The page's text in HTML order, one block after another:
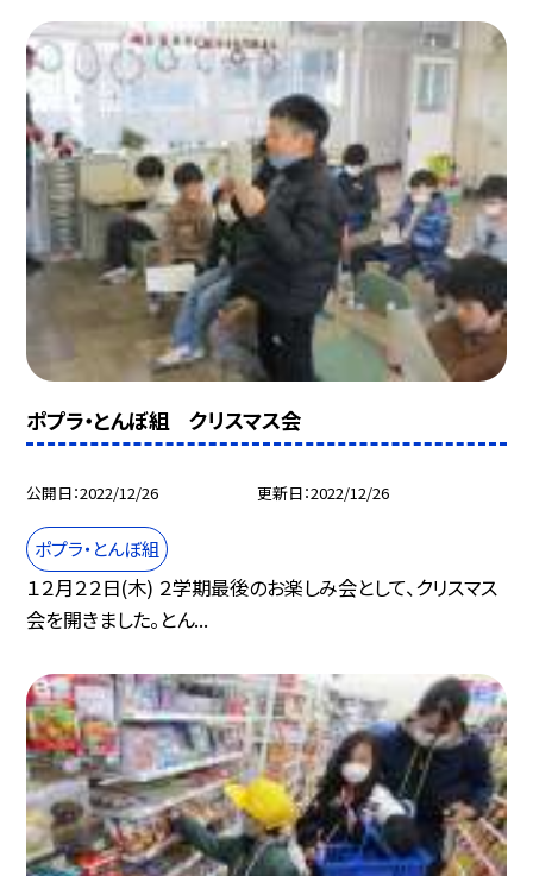
ポプラ・とんぼ組 クリスマス会
公開日 2022/12/26 更新日 2022/12/26
ポプラ・とんぼ組
１２月２２日(木) ２学期最後のお楽しみ会として、クリスマス
会を開きました。とん...